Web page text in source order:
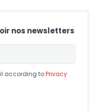
nos newsletters
according toPrivacy